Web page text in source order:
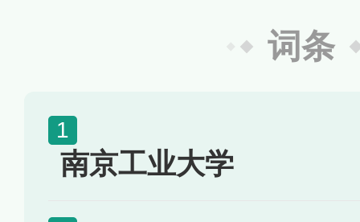
词条
南京工业大学